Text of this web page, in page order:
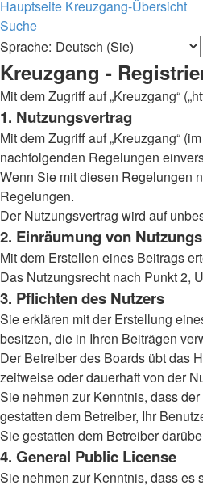
Hauptseite Kreuzgang-Übersicht
Suche
Sprache:
Kreuzgang -
Mit dem Zugriff auf „Kreuzgang“
1. Nutzungsvertrag
Mit dem Zugriff auf „Kreuzgang“
nachfolgenden Regelungen
Wenn Sie mit diesen Regelungen
Regelungen.
Der Nutzungsvertrag wird auf
2. Einräumung von
Mit dem Erstellen eines Beitrags
Das Nutzungsrecht nach Punkt 2,
3. Pflichten des Nutzers
Sie erklären mit der Erstellung
besitzen, die in Ihren Beiträgen
Der Betreiber des Boards übt das
zeitweise oder dauerhaft von der
Sie nehmen zur Kenntnis, dass
gestatten dem Betreiber, Ihr
Sie gestatten dem Betreiber
4. General Public License
Sie nehmen zur Kenntnis, dass es